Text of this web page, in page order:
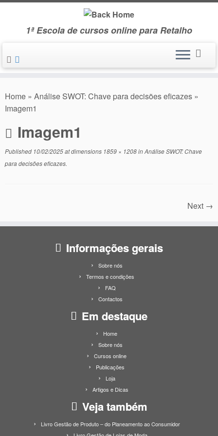
Skip
1ª Escola de cursos online para Retalho
Home » Análise SWOT: Chave para decisões eficazes »
Imagem1
Imagem1
Published 10/02/2025at dimensions 1859 × 1208inAnálise SWOT: Chave
para decisões eficazes.
Next →
Informações gerais
Sobre nós
Termos e condições
FAQ
Contactos
Em destaque
Home
Sobre nós
Cursos online
Publicações
Loja
Artigos e Dicas
Veja também
Livro Gestão de Produto – do Planeamento ao Consumidor